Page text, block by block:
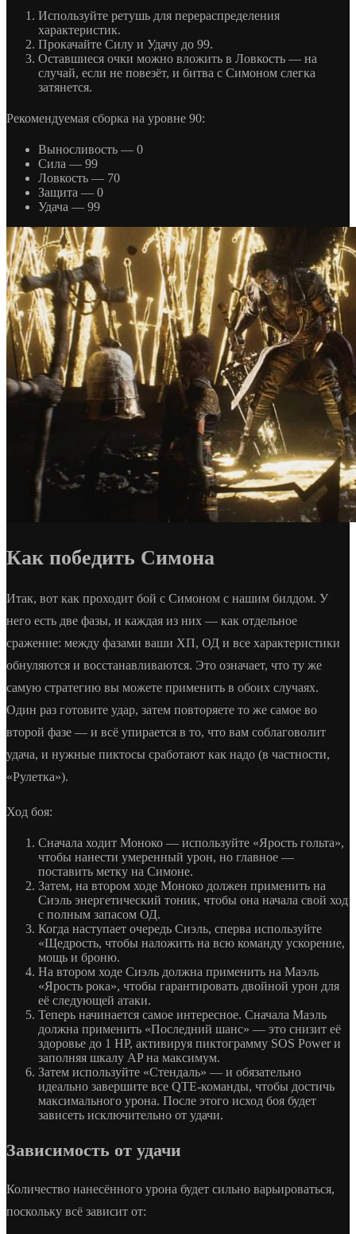
Используйте ретушь для перераспределения
характеристик.
Прокачайте Силу и Удачу до 99.
Оставшиеся очки можно вложить в Ловкость — на
случай, если не повезёт, и битва с Симоном слегка
затянется.
Рекомендуемая сборка на уровне 90:
Выносливость — 0
Сила — 99
Ловкость — 70
Защита — 0
Удача — 99
Как победить Симона
Итак, вот как проходит бой с Симоном с нашим билдом. У
него есть две фазы, и каждая из них — как отдельное
сражение: между фазами ваши ХП, ОД и все характеристики
обнуляются и восстанавливаются. Это означает, что ту же
самую стратегию вы можете применить в обоих случаях.
Один раз готовите удар, затем повторяете то же самое во
второй фазе — и всё упирается в то, что вам соблаговолит
удача, и нужные пиктосы сработают как надо (в частности,
«Рулетка»).
Ход боя:
Сначала ходит Моноко — используйте «Ярость гольта»,
чтобы нанести умеренный урон, но главное —
поставить метку на Симоне.
Затем, на втором ходе Моноко должен применить на
Сиэль энергетический тоник, чтобы она начала свой ход
с полным запасом ОД.
Когда наступает очередь Сиэль, сперва используйте
«Щедрость, чтобы наложить на всю команду ускорение,
мощь и броню.
На втором ходе Сиэль должна применить на Маэль
«Ярость рока», чтобы гарантировать двойной урон для
её следующей атаки.
Теперь начинается самое интересное. Сначала Маэль
должна применить «Последний шанс» — это снизит её
здоровье до 1 HP, активируя пиктограмму SOS Power и
заполняя шкалу AP на максимум.
Затем используйте «Стендаль» — и обязательно
идеально завершите все QTE-команды, чтобы достичь
максимального урона. После этого исход боя будет
зависеть исключительно от удачи.
Зависимость от удачи
Количество нанесённого урона будет сильно варьироваться,
поскольку всё зависит от: